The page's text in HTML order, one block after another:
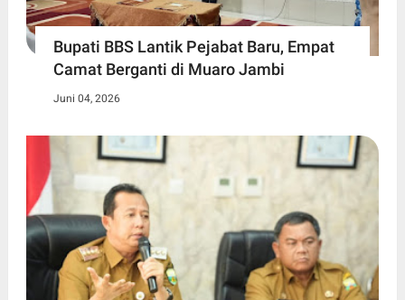
Bupati BBS Lantik Pejabat Baru, Empat
Camat Berganti di Muaro Jambi
Juni 04, 2026